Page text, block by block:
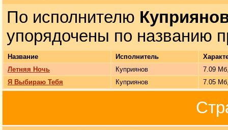
По исполнителю
упорядочены по названию
Название Исполнитель
Летняя Ночь
Куприянов
7.09
Я Выбираю Тебя
Куприянов 7.05